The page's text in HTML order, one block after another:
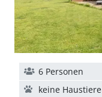
6 Personen
keine Haustiere